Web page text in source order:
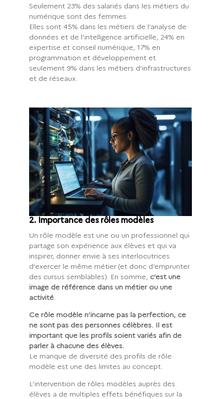
Seulement 23% des salariés dans les métiers du
numérique sont des femmes.
Elles sont 45% dans les métiers de l’analyse de
données et de l’intelligence artificielle, 24% en
expertise et conseil numérique, 17% en
programmation et développement et
seulement 9% dans les métiers d’infrastructures
et de réseaux.
2. Importance des rôles modèles
Un rôle modèle est une ou un professionnel qui
partage son expérience aux élèves et qui va
inspirer, donner envie à ses interlocutrices
d’exercer le même métier (et donc d’emprunter
des cursus semblables). En somme, c’est une
image de référence dans un métier ou une
activité.
Ce rôle modèle n’incarne pas la perfection, ce
ne sont pas des personnes célèbres. Il est
important que les profils soient variés afin de
parler à chacune des élèves.
Le manque de diversité des profils de rôle
modèle est une des limites au concept.
L’intervention de rôles modèles auprès des
élèves a de multiples effets bénéfiques sur la